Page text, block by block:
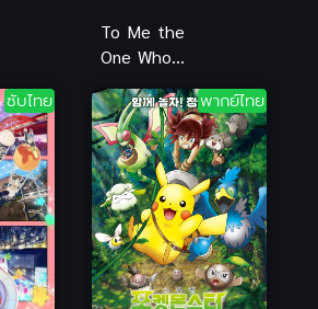
To Me the
One Who
(2022) ถึงผม
คนหนึ่งที่รัก
เธอ
ซับไทย พากย์ไทย